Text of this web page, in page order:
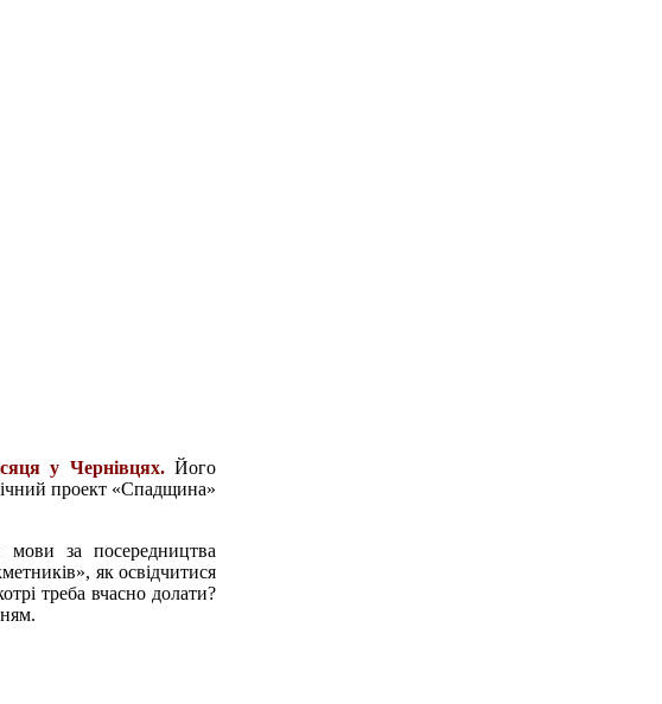
у Чернівцях.Його
проект «Спадщина»
мови за посередництва
як освідчитися
треба вчасно долати?